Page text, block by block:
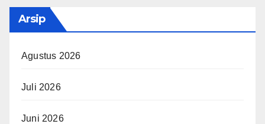
Arsip
Agustus 2026
Juli 2026
Juni 2026